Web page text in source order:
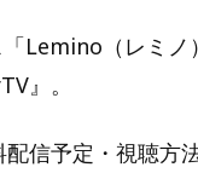
Lemino（レミ
』。
信予定・視聴方